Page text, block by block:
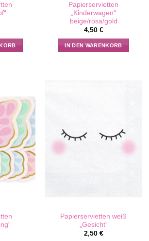
Papierservietten
„Kinderwagen“
beige/rosa/gold
4,50 €
IN DEN WARENKORB
Papierservietten weiß
„Gesicht“
2,50 €